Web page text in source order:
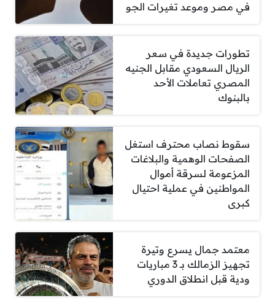
في مصر وموعد تغيرات الجو
تطورات جديدة في سعر
الريال السعودي مقابل الجنيه
المصري تعاملات الأحد
بالبنوك
سقوط نصاب محترف استغل
الصفحات الوهمية والبلاغات
المزعومة لسرقة أموال
المواطنين في عملية احتيال
كبرى
معتمد جمال يسرع وتيرة
تجهيز الزمالك بـ 3 مباريات
ودية قبل انطلاق الدوري